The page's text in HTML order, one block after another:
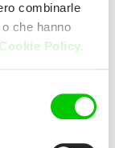
combinarle
che hanno
Cookie Policy.